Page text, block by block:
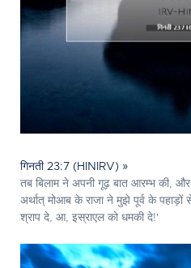
गिनती 23:7 (HINIRV) »
तब बिलाम ने अपनी गूढ़ बात आरम्भ की,
अर्थात् मोआब के राजा ने मुझे पूर्व के
श्राप दे, आ, इस्राएल को धमकी दे!'